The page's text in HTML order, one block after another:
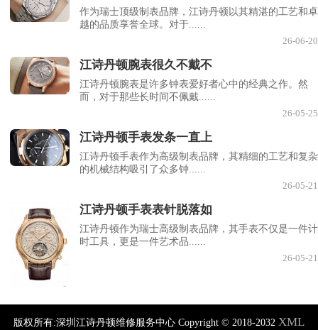
作为瑞士顶级制表品牌，江诗丹顿以其精湛的工艺和卓
越的品质享誉全球。对于......
26-06-20
江诗丹顿腕表很久不戴不
江诗丹顿腕表是许多钟表爱好者心中的经典之作。然
而，对于那些长时间不佩戴......
26-05-25
江诗丹顿手表发条一直上
江诗丹顿手表作为高级制表品牌，其精细的工艺和复杂
的机械结构吸引了众多钟......
26-05-21
江诗丹顿手表表针脱落如
江诗丹顿作为瑞士高级制表品牌，其手表不仅是一件计
时工具，更是一件艺术品......
26-05-21
版权所有:深圳江诗丹顿维修服务中心 Copyright © 2018-2032 XML